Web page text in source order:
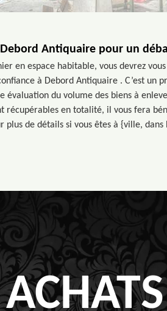
Antiquaire pour un
en espace habitable, vous devrez
à Debord Antiquaire . C’est un
évaluation du volume des biens à
récupérables en totalité, il vous fera
plus de détails si vous êtes à {ville, dans
ACHATS